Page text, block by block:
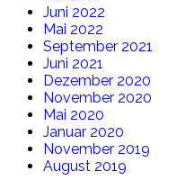
Juni 2022
Mai 2022
September 2021
Juni 2021
Dezember 2020
November 2020
Mai 2020
Januar 2020
November 2019
August 2019